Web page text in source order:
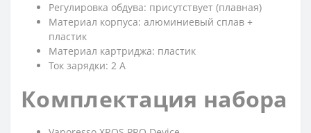
Регулировка обдува: присутствует (плавная)
Материал корпуса: алюминиевый сплав +
пластик
Материал картриджа: пластик
Ток зарядки: 2 А
Комплектация набора